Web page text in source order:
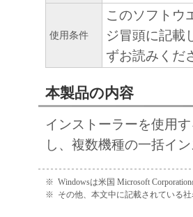
EFFECTIVE UNLESS
REPRESENTATIVE
Should you have any
you desire to contact
Canon's sales subsidiary
where you obtained the
No.022915
使用条件
このソフトウ
ジ冒頭に記載
ずお読みくだ
本製品の内容
インストーラーを使用
し、複数機種の一括イ
※ Windowsは米国 Microsoft
※ その他、本文中に記載されている